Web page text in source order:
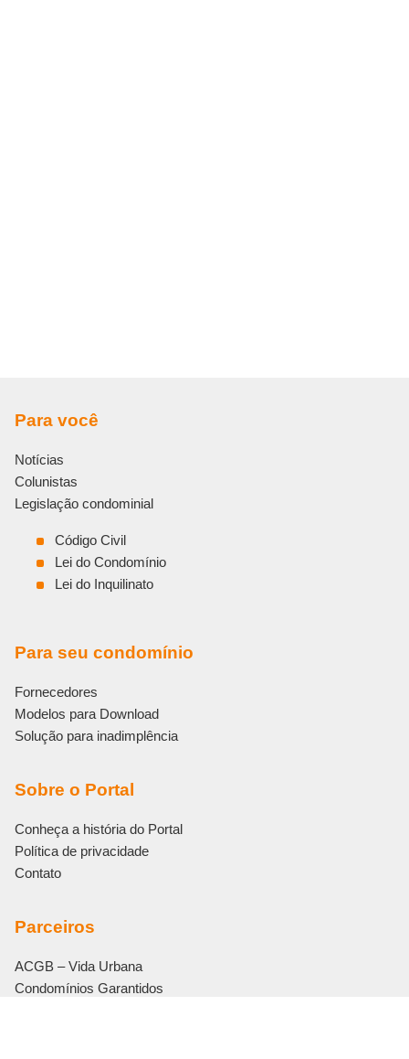
Para você
Notícias
Colunistas
Legislação condominial
Código Civil
Lei do Condomínio
Lei do Inquilinato
Para seu condomínio
Fornecedores
Modelos para Download
Solução para inadimplência
Sobre o Portal
Conheça a história do Portal
Política de privacidade
Contato
Parceiros
ACGB – Vida Urbana
Condomínios Garantidos